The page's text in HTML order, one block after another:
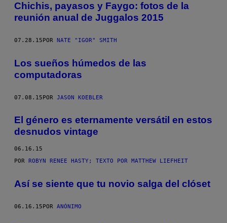
Chichis, payasos y Faygo: fotos de la
reunión anual de Juggalos 2015
07.28.15 POR NATE "IGOR" SMITH
Los sueños húmedos de las
computadoras
07.08.15POR JASON KOEBLER
El género es eternamente versátil en estos
desnudos vintage
06.16.15
POR
ROBYN RENEE HASTY; TEXTO POR MATTHEW LIEFHEIT
Así se siente que tu novio salga del clóset
06.16.15POR ANÓNIMO